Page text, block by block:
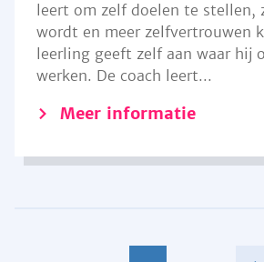
leert om zelf doelen te stellen,
wordt en meer zelfvertrouwen
leerling geeft zelf aan waar hij
werken. De coach leert...
Meer informatie